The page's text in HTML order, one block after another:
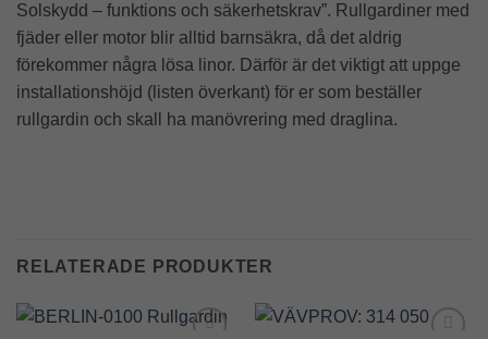
Solskydd – funktions och säkerhetskrav”. Rullgardiner med
fjäder eller motor blir alltid barnsäkra, då det aldrig
förekommer några lösa linor. Därför är det viktigt att uppge
installationshöjd (listen överkant) för er som beställer
rullgardin och skall ha manövrering med draglina.
RELATERADE PRODUKTER